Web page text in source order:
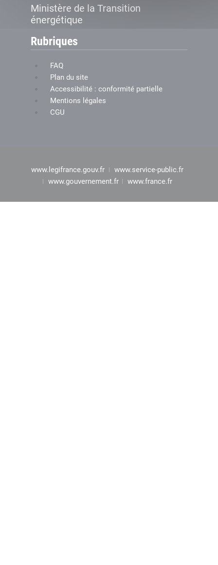
Ministère de la Transition
énergétique
Rubriques
FAQ
Plan du site
Accessibilité : conformité partielle
Mentions légales
CGU
www.legifrance.gouv.fr
www.service-public.fr
www.gouvernement.fr
www.france.fr